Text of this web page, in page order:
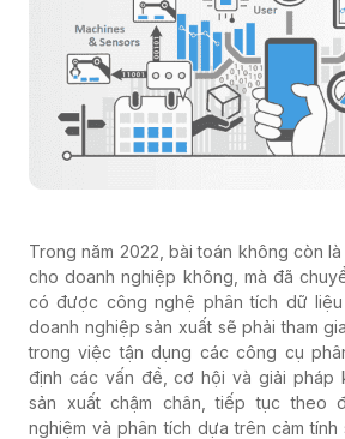
Trong năm 2022, bài toán không còn
cho doanh nghiệp không, mà đã
có được công nghệ phân tích dữ liệu
doanh nghiệp sản xuất sẽ phải tham
trong việc tận dụng các công cụ
định các vấn đề, cơ hội và giải pháp
sản xuất chậm chân, tiếp tục theo
nghiệm và phân tích dựa trên cảm